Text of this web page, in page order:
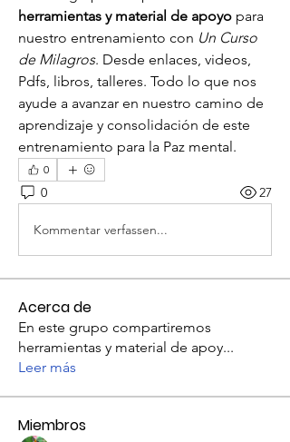
herramientas y material de apoyo para
nuestro entrenamiento con Un Curso
de Milagros. Desde enlaces, videos,
Pdfs, libros, talleres. Todo lo que nos
ayude a avanzar en nuestro camino de
aprendizaje y consolidación de este
entrenamiento para la Paz mental.
0
0 27
Kommentar verfassen...
Acerca de
En este grupo compartiremos
herramientas y material de apoy...
Leer más
Miembros